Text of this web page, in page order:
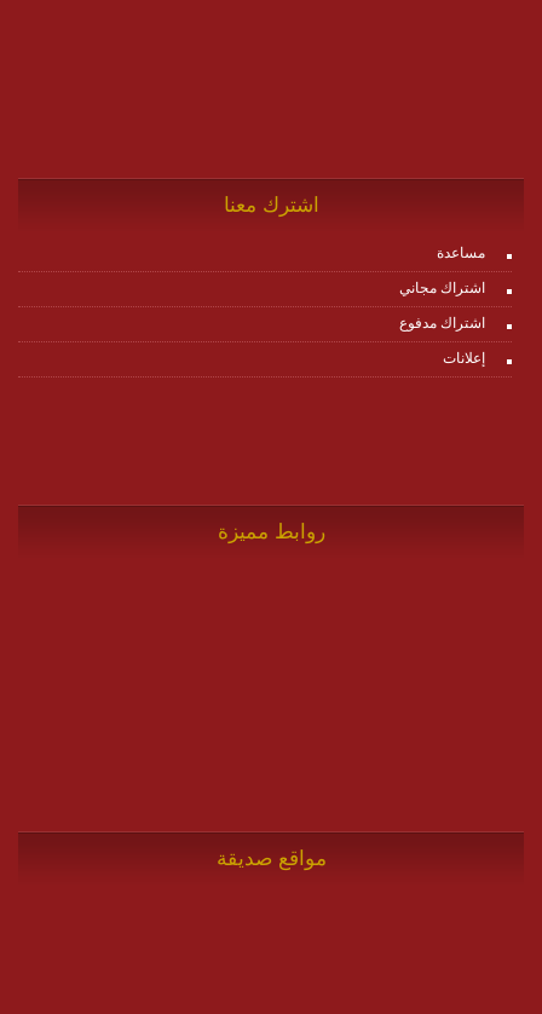
اشترك معنا
مساعدة
اشتراك مجاني
اشتراك مدفوع
إعلانات
روابط مميزة
مواقع صديقة